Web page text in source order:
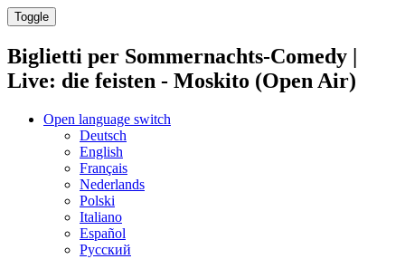
Toggle
Biglietti per Sommernachts-Comedy |
Live: die feisten - Moskito (Open Air)
Open language switch
Deutsch
English
Français
Nederlands
Polski
Italiano
Español
Русский